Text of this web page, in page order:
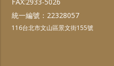
統一編號：22328057
116台北市文山區景文街155號